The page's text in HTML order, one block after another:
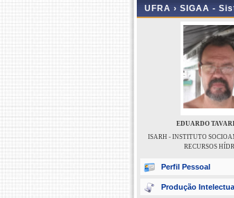
UFRA › SIGAA -
EDUARDO
ISARH - INSTITUTO
RECURSOS
Perfil Pessoal
Produção